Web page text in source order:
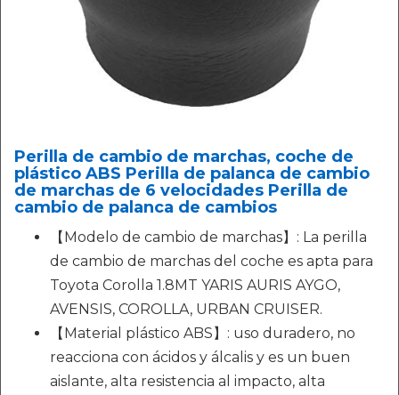
Perilla de cambio de marchas, coche de
plástico ABS Perilla de palanca de cambio
de marchas de 6 velocidades Perilla de
cambio de palanca de cambios
【Modelo de cambio de marchas】: La perilla
de cambio de marchas del coche es apta para
Toyota Corolla 1.8MT YARIS AURIS AYGO,
AVENSIS, COROLLA, URBAN CRUISER.
【Material plástico ABS】: uso duradero, no
reacciona con ácidos y álcalis y es un buen
aislante, alta resistencia al impacto, alta